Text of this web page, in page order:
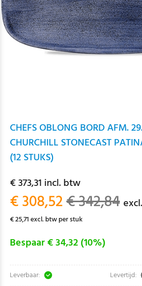
CHEFS OBLONG BORD AFM.
CHURCHILL STONECAST
(12 STUKS)
€ 373,31 incl. btw
€ 308,52€ 342,84
€ 25,71 excl. btw per stuk
Bespaar € 34,32 (10%)
Leverbaar: Levertijd: